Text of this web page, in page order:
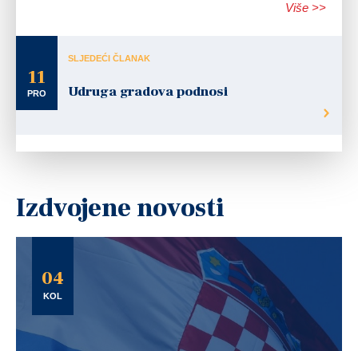
Više >>
11
PRO
SLJEDEĆI ČLANAK
Udruga gradova podnosi
Izdvojene novosti
04
KOL